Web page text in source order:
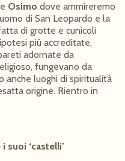
Osimo dove ammireremo
di San Leopardo e la
di grotte e cunicoli
più accreditate,
adornate da
fungevano da
anche luoghi di spiritualità
origine. Rientro in
suoi ‘castelli’